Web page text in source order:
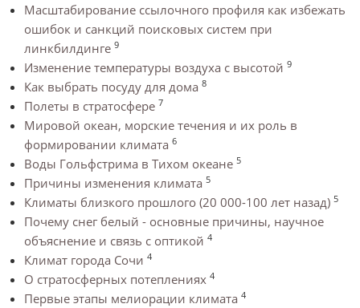
Масштабирование ссылочного профиля как избежать
ошибок и санкций поисковых систем при
линкбилдинге 9
Изменение температуры воздуха с высотой 9
Как выбрать посуду для дома 8
Полеты в стратосфере 7
Мировой океан, морские течения и их роль в
формировании климата 6
Воды Гольфстрима в Тихом океане 5
Причины изменения климата 5
Климаты близкого прошлого (20 000-100 лет назад) 5
Почему снег белый - основные причины, научное
объяснение и связь с оптикой 4
Климат города Сочи 4
О стратосферных потеплениях 4
Первые этапы мелиорации климата 4